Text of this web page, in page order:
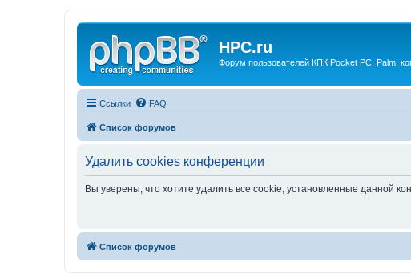
HPC.ru
Форум пользователей КПК Pocket PC, Palm,
Ссылки FAQ
Список форумов
Удалить cookies конференции
Вы уверены, что хотите удалить все cookie, установленные данной
Список форумов